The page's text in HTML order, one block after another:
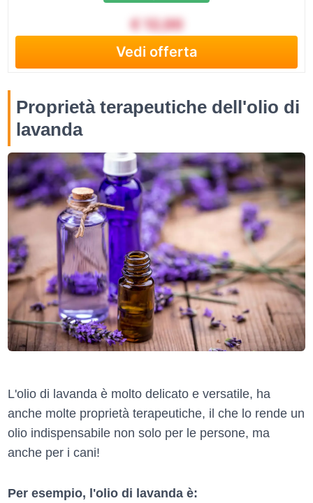
€ 12,00
Vedi offerta
Proprietà terapeutiche dell'olio di
lavanda
L'olio di lavanda è molto delicato e versatile, ha
anche molte proprietà terapeutiche, il che lo rende un
olio indispensabile non solo per le persone, ma
anche per i cani!
Per esempio, l'olio di lavanda è: